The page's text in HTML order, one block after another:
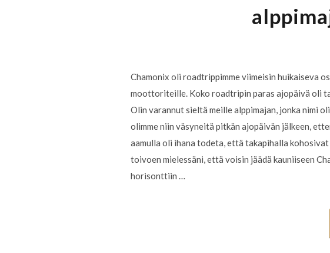
Chamonix oli roadtrippimme viimeisin huikaiseva
moottoriteille. Koko roadtripin paras ajopäivä oli
Olin varannut sieltä meille alppimajan, jonka nimi
olimme niin väsyneitä pitkän ajopäivän jälkeen,
aamulla oli ihana todeta, että takapihalla
toivoen mielessäni, että voisin jäädä kauniiseen
horisonttiin …